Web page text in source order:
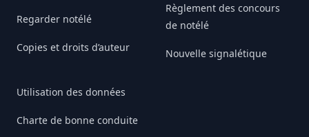
Regarder notélé
Copies et droits d’auteur
Utilisation des données
Charte de bonne conduite
Règlement des concours
de notélé
Nouvelle signalétique